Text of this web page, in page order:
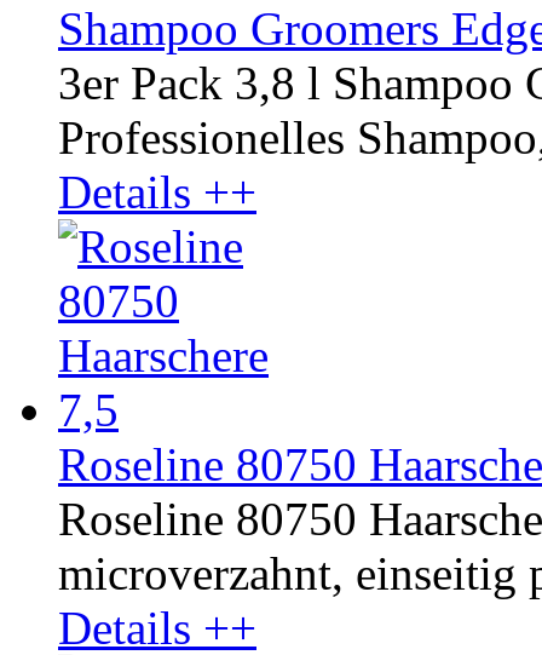
Shampoo Groomers
3er Pack 3,8 l Shampoo
Professionelles
Details ++
Roseline 80750
Roseline 80750
microverzahnt, einseitig
Details ++